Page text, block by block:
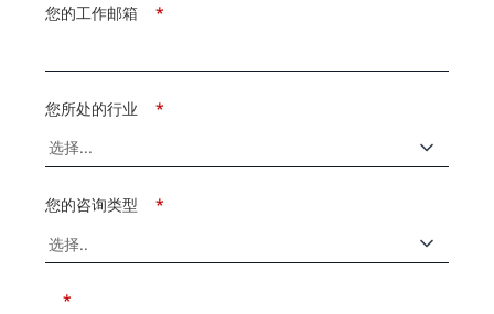
*
您的工作邮箱
*
您所处的行业
*
您的咨询类型
*